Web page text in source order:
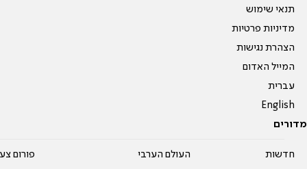
תנאי שימוש
מדיניות פרטיות
הצהרת נגישות
המייל האדום
עברית
English
מדורים
חדשות
העולם הערבי
פורום